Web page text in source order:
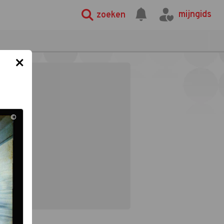
zoeken mijngids
×
©